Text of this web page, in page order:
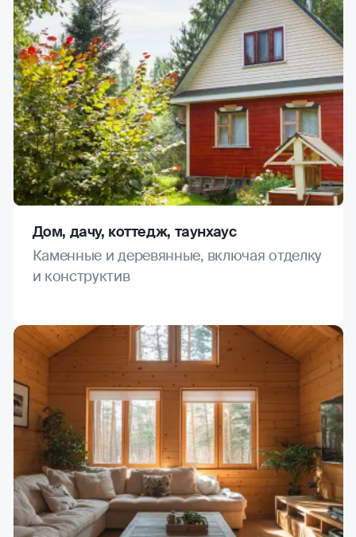
Дом, дачу, коттедж, таунхаус
Каменные и деревянные, включая отделку
и конструктив